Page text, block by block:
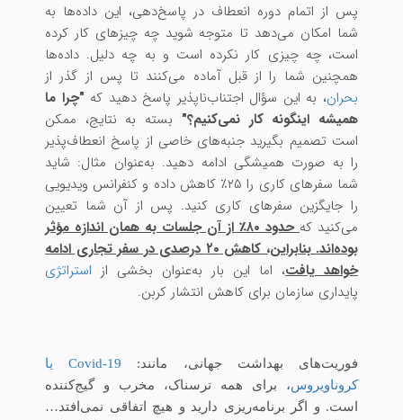
پس از اتمام دوره انعطاف در پاسخ‌دهی، این داده‌ها به
شما امکان می‌دهد تا متوجه شوید چه چیزهای کار کرده‌
است، چه چیزی کار نکرده‌ است و به چه دلیل. داده‌ها
همچنین شما را از قبل آماده می‌کنند تا پس از گذر از
بحران، به این سؤال اجتناب‌ناپذیر پاسخ دهید که "چرا ما
همیشه اینگونه کار نمی‌کنیم؟" بسته به نتایج، ممکن
است تصمیم بگیرید جنبه‌های خاصی از پاسخ انعطاف‌پذ‌یر
را به صورت همیشگی ادامه دهید. به‌عنوان مثال: شاید
شما سفرهای کاری را ۲۵٪ کاهش داده و کنفرانس ویدیویی
را جایگزین سفرهای کاری کنید. پس از آن شما تعیین
می‌کنید که
حدود ۸۰٪ از آن جلسات به همان اندازه مؤثر
بوده‌اند. بنابراین، کاهش ۲۰ درصدی در سفر تجاری ادامه
خواهد یافت، اما این بار به‌عنوان بخشی از استراتژی
پایداری سازمان برای کاهش انتشار کربن.
فوریت‌های بهداشت جهانی، مانند:
Covid-19 یا
کروناویروس، برای همه ترسناک، مخرب و گیج‌کننده
است. و اگر برنامه‌ریزی دارید و هیچ اتفاقی نمی‌افتد…